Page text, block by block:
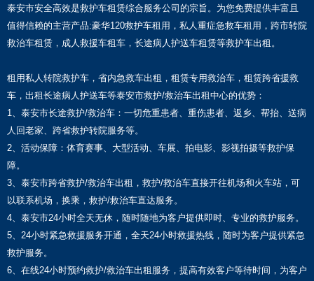
泰安市安全高效是救护车租赁综合服务公司的宗旨。为您免费提供丰富且
值得信赖的主营产品:豪华120救护车租用，私人重症急救车租用，跨市转院
救治车租赁，成人救援车租车，长途病人护送车租赁等救护车出租。
租用私人转院救护车，省内急救车出租，租赁专用救治车，租赁跨省援救
车，出租长途病人护送车等泰安市救护/救治车出租中心的优势：
1、泰安市长途救护/救治车：一切危重患者、重伤患者、返乡、帮抬、送病
人回老家、跨省救护转院服务等。
2、活动保障：体育赛事、大型活动、车展、拍电影、影视拍摄等救护保
障。
3、泰安市跨省救护/救治车出租，救护/救治车直接开往机场和火车站，可
以联系机场，换乘，救护/救治车直达服务。
4、泰安市24小时全天无休，随时随地为客户提供即时、专业的救护服务。
5、24小时紧急救援服务开通，全天24小时救援热线，随时为客户提供紧急
救护服务。
6、在线24小时预约救护/救治车出租服务，提高有效客户等待时间，为客户